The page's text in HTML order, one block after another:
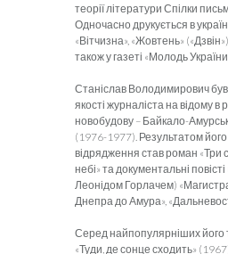
теорії літератури Спілки
Одночасно друкується в
«Вітчизна», «Жовтень»
також у газеті «Молодь
Станіслав Володимирович
якості журналіста на відому в
новобудову – Байкало-
(1976-1977). Результатом його
відрядження став роман «Три
небі» та документальні повісті
Леонідом Горлачем)
Днепра до Амура»,
Серед найпопулярніших його
«Туди, де сонце сходить»